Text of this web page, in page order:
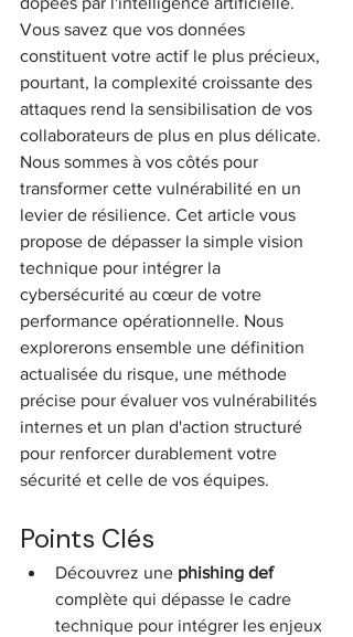
Vous savez que vos données
constituent votre actif le plus précieux,
pourtant, la complexité croissante des
attaques rend la sensibilisation de vos
collaborateurs de plus en plus délicate.
Nous sommes à vos côtés pour
transformer cette vulnérabilité en un
levier de résilience. Cet article vous
propose de dépasser la simple vision
technique pour intégrer la
cybersécurité au cœur de votre
performance opérationnelle. Nous
explorerons ensemble une définition
actualisée du risque, une méthode
précise pour évaluer vos vulnérabilités
internes et un plan d'action structuré
pour renforcer durablement votre
sécurité et celle de vos équipes.
Points Clés
Découvrez une phishing def
complète qui dépasse le cadre
technique pour intégrer les enjeux